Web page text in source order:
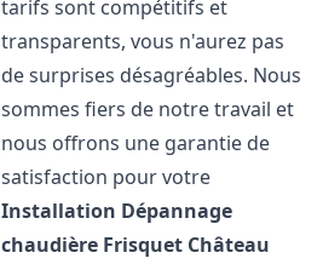
tarifs sont compétitifs et
transparents, vous n'aurez pas
de surprises désagréables. Nous
sommes fiers de notre travail et
nous offrons une garantie de
satisfaction pour votre
Installation Dépannage
chaudière Frisquet Château